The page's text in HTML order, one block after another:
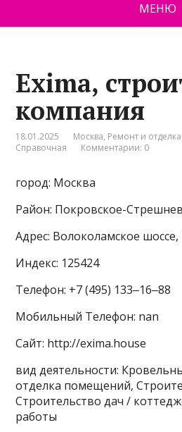
МЕНЮ
Exima,
компания
18.01.2025 Москва, Ремонт и
Справочная
Комментарии: 0
город: Москва
Район: Покровское-
Адрес: Волоколамское шоссе,
Индекс: 125424
Телефон: +7 (495) 133‒16‒88
Мобильный Телефон: nan
Сайт: http://exima.house
вид деятельности:
отделка помещений,
Строительство дач /
работы